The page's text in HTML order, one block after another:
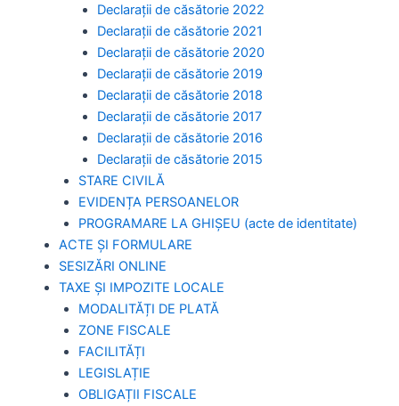
Declarații de căsătorie 2022
Declarații de căsătorie 2021
Declarații de căsătorie 2020
Declarații de căsătorie 2019
Declarații de căsătorie 2018
Declarații de căsătorie 2017
Declarații de căsătorie 2016
Declarații de căsătorie 2015
STARE CIVILĂ
EVIDENȚA PERSOANELOR
PROGRAMARE LA GHIȘEU (acte de identitate)
ACTE ȘI FORMULARE
SESIZĂRI ONLINE
TAXE ȘI IMPOZITE LOCALE
MODALITĂȚI DE PLATĂ
ZONE FISCALE
FACILITĂȚI
LEGISLAȚIE
OBLIGAȚII FISCALE